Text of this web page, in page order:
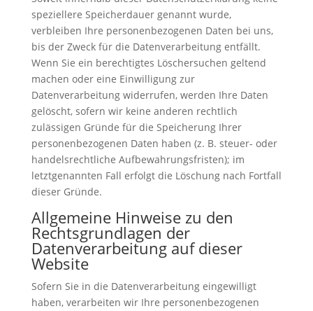
speziellere Speicherdauer genannt wurde,
verbleiben Ihre personenbezogenen Daten bei uns,
bis der Zweck für die Datenverarbeitung entfällt.
Wenn Sie ein berechtigtes Löschersuchen geltend
machen oder eine Einwilligung zur
Datenverarbeitung widerrufen, werden Ihre Daten
gelöscht, sofern wir keine anderen rechtlich
zulässigen Gründe für die Speicherung Ihrer
personenbezogenen Daten haben (z. B. steuer- oder
handelsrechtliche Aufbewahrungsfristen); im
letztgenannten Fall erfolgt die Löschung nach Fortfall
dieser Gründe.
Allgemeine Hinweise zu den
Rechtsgrundlagen der
Datenverarbeitung auf dieser
Website
Sofern Sie in die Datenverarbeitung eingewilligt
haben, verarbeiten wir Ihre personenbezogenen